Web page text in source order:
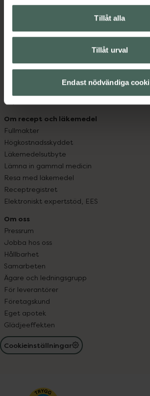
Tillåt alla
Tillåt urval
Endast nödvändiga
Kontakta oss
Hitta apotek
Leverans, betalning och retur
Kundklubb
Köpvillkor
Om recept och läkemedel
Fullmakter
Högkostnadsskyddet
Läkemedelsutbyte
Lämna in gammal medicin
Resa med läkemedel
Receptregistret
Elektroniskt expertstöd, EES
Om oss
Pressrum
Jobba hos oss
Hållbarhet
Samarbeten
Ägare och ledningsgrupp
För leverantörer
Företagskund
Eget apotek
Glädjeeffekten
Cookieinställningar